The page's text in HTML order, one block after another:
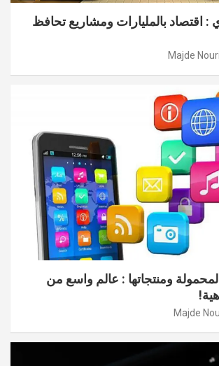
: اقتصاد بالمليارات ومشاريع تحافظ
Majde Nouri
ومنتجاتها : عالم واسع من
Majde